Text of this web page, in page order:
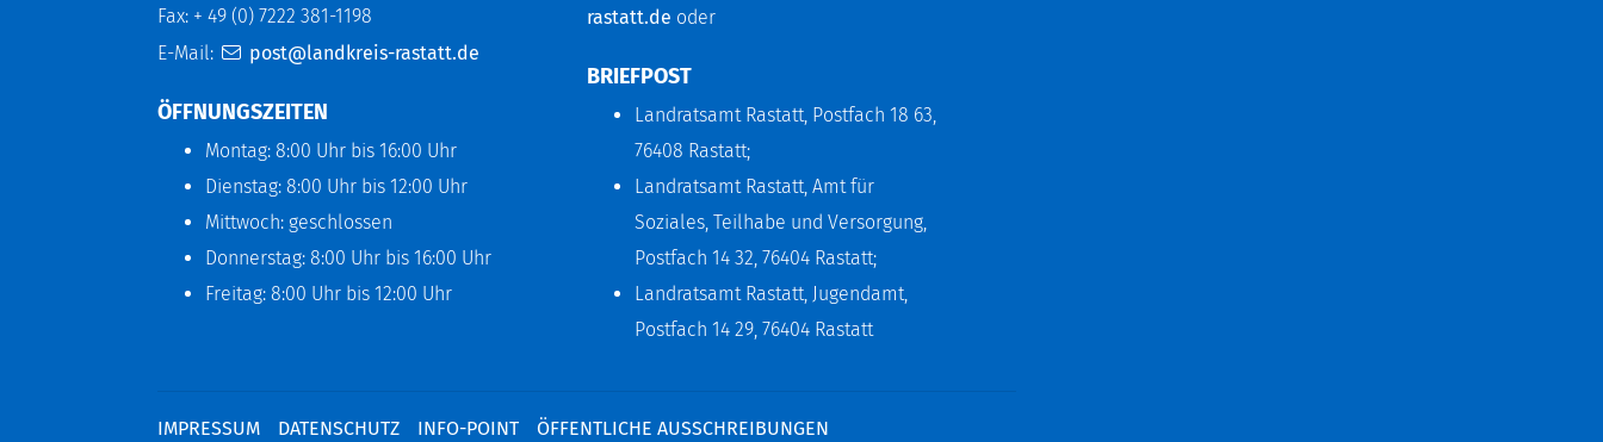
Fax: + 49 (0) 7222 381-1198
E-Mail:
post@landkreis-rastatt.de
ÖFFNUNGSZEITEN
Montag: 8:00 Uhr bis 16:00 Uhr
Dienstag: 8:00 Uhr bis 12:00 Uhr
Mittwoch: geschlossen
Donnerstag: 8:00 Uhr bis 16:00 Uhr
Freitag: 8:00 Uhr bis 12:00 Uhr
rastatt.de oder
BRIEFPOST
Landratsamt Rastatt, Postfach 18 63,
76408 Rastatt;
Landratsamt Rastatt, Amt für
Soziales, Teilhabe und Versorgung,
Postfach 14 32, 76404 Rastatt;
Landratsamt Rastatt, Jugendamt,
Postfach 14 29, 76404 Rastatt
IMPRESSUM DATENSCHUTZ INFO-POINT ÖFFENTLICHE AUSSCHREIBUNGEN